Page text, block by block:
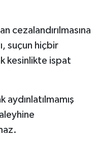
cezalandırılmasına
suçun hiçbir
kesinlikte ispat